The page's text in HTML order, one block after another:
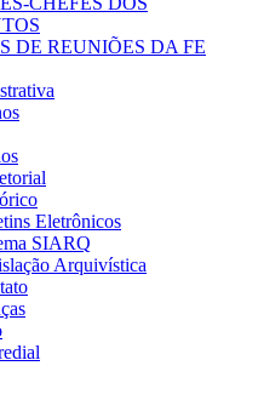
DE REUNIÕES DA FE
Eletrônicos
SIARQ
Arquivística